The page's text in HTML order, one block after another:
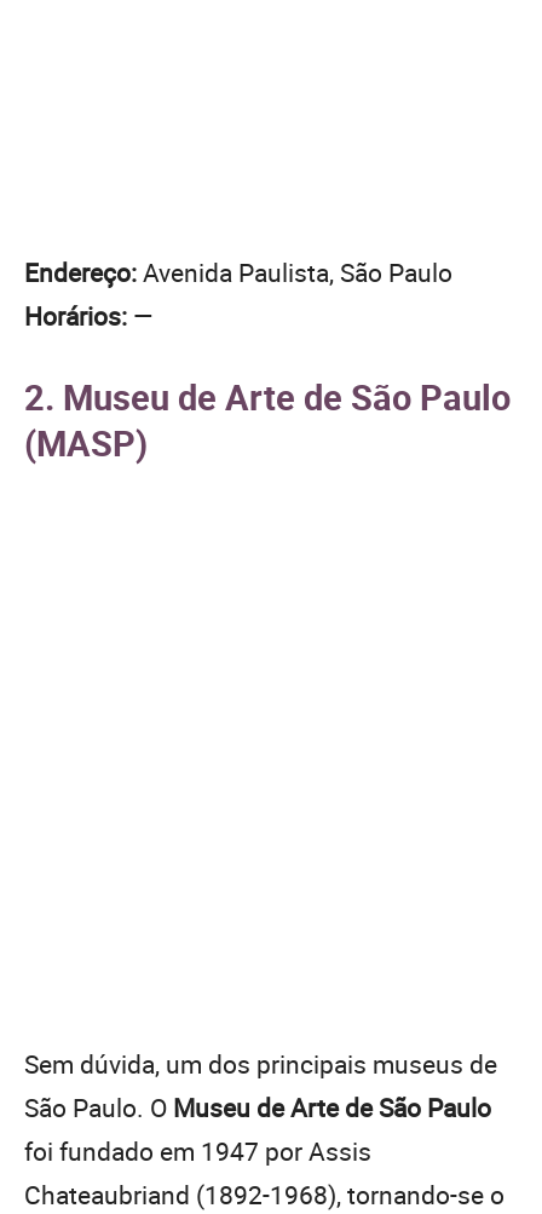
Endereço:Avenida Paulista, São Paulo
Horários: —
2. Museu de Arte de São Paulo
(MASP)
Sem dúvida, um dos principais museus de
São Paulo. O Museu de Arte de São Paulo
foi fundado em 1947 por Assis
Chateaubriand (1892-1968), tornando-se o